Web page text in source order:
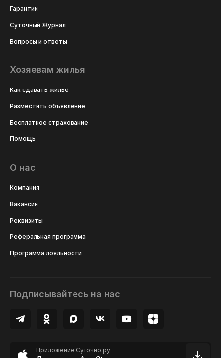
Гарантии
Суточный Журнал
Вопросы и ответы
Хозяевам жилья
Как сдавать жильё
Разместить объявление
Бесплатное страхование
Помощь
О нас
Компания
Вакансии
Реквизиты
Реферальная программа
Программа лояльности
Подписывайтесь на нас
Приложение Суточно.ру